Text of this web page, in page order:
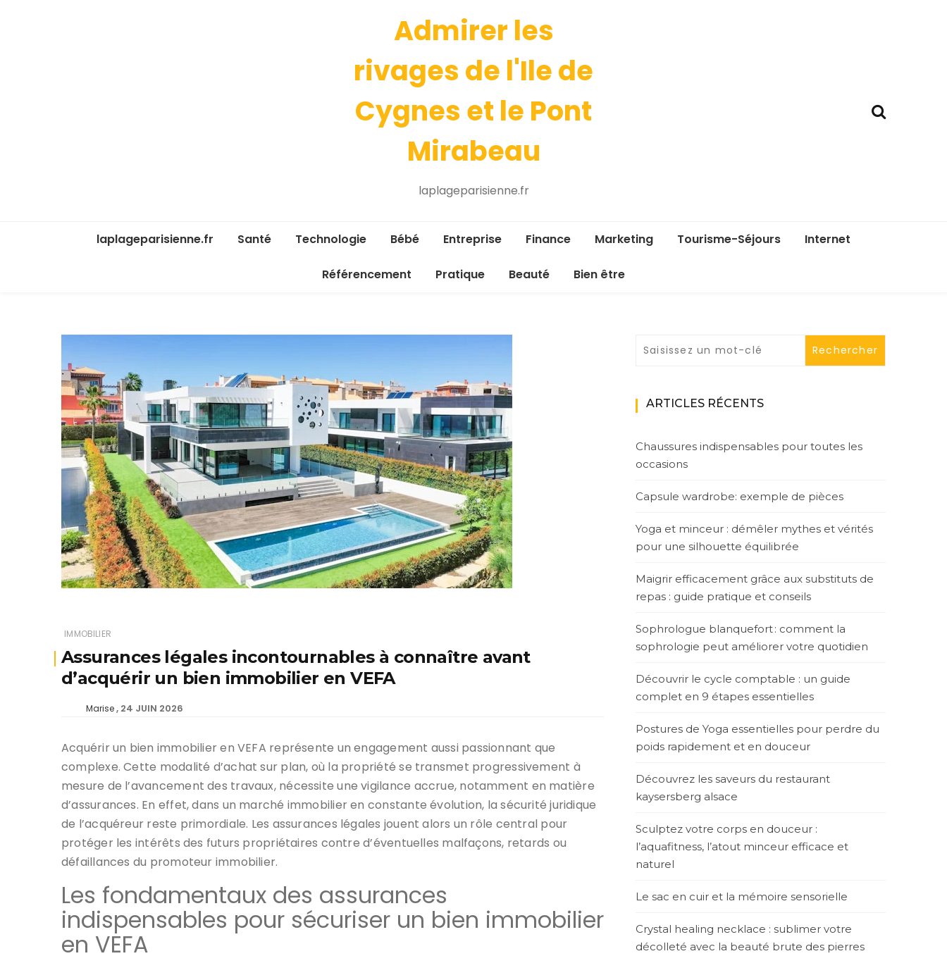
Admirer les
rivages de l'Ile de
Cygnes et le Pont
Mirabeau
laplageparisienne.fr
laplageparisienne.fr Santé Technologie Bébé Entreprise Finance Marketing Tourisme-Séjours Internet
Référencement Pratique Beauté Bien être
IMMOBILIER
Assurances légales incontournables à connaître avant
d’acquérir un bien immobilier en VEFA
Marise 24 JUIN 2026
Acquérir un bien immobilier en VEFA représente un engagement aussi passionnant que
complexe. Cette modalité d’achat sur plan, où la propriété se transmet progressivement à
mesure de l’avancement des travaux, nécessite une vigilance accrue, notamment en matière
d’assurances. En effet, dans un marché immobilier en constante évolution, la sécurité juridique
de l’acquéreur reste primordiale. Les assurances légales jouent alors un rôle central pour
protéger les intérêts des futurs propriétaires contre d’éventuelles malfaçons, retards ou
défaillances du promoteur immobilier.
Les fondamentaux des assurances
indispensables pour sécuriser un bien immobilier
en VEFA
ARTICLES RÉCENTS
Chaussures indispensables pour toutes les
occasions
Capsule wardrobe: exemple de pièces
Yoga et minceur : démêler mythes et vérités
pour une silhouette équilibrée
Maigrir efficacement grâce aux substituts de
repas : guide pratique et conseils
Sophrologue blanquefort : comment la
sophrologie peut améliorer votre quotidien
Découvrir le cycle comptable : un guide
complet en 9 étapes essentielles
Postures de Yoga essentielles pour perdre du
poids rapidement et en douceur
Découvrez les saveurs du restaurant
kaysersberg alsace
Sculptez votre corps en douceur :
l’aquafitness, l’atout minceur efficace et
naturel
Le sac en cuir et la mémoire sensorielle
Crystal healing necklace : sublimer votre
décolleté avec la beauté brute des pierres